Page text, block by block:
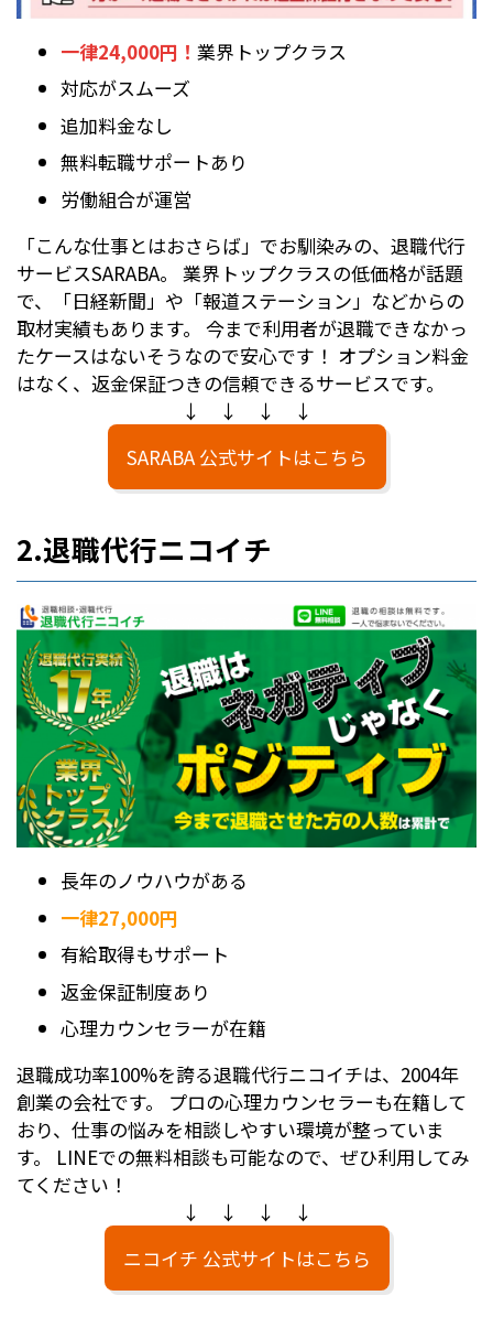
一律24,000円！ 業界トップクラス
対応がスムーズ
追加料金なし
無料転職サポートあり
労働組合が運営
「こんな仕事とはおさらば」でお馴染みの、退職代行
サービスSARABA。 業界トップクラスの低価格が話題
で、「日経新聞」や「報道ステーション」などからの
取材実績もあります。 今まで利用者が退職できなかっ
たケースはないそうなので安心です！ オプション料金
はなく、返金保証つきの信頼できるサービスです。
↓ ↓ ↓ ↓
SARABA 公式サイトはこちら
2.退職代行ニコイチ
長年のノウハウがある
一律27,000円
有給取得もサポート
返金保証制度あり
心理カウンセラーが在籍
退職成功率100%を誇る退職代行ニコイチは、2004年
創業の会社です。 プロの心理カウンセラーも在籍して
おり、仕事の悩みを相談しやすい環境が整っていま
す。 LINEでの無料相談も可能なので、ぜひ利用してみ
てください！
↓ ↓ ↓ ↓
ニコイチ 公式サイトはこちら